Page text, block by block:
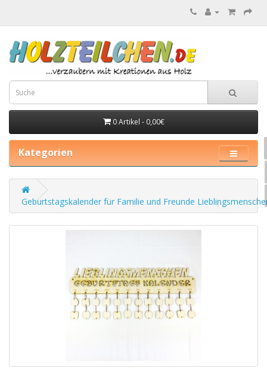
0 Artikel - 0,00€
Kategorien
Geburtstagskalender für Familie und Freunde